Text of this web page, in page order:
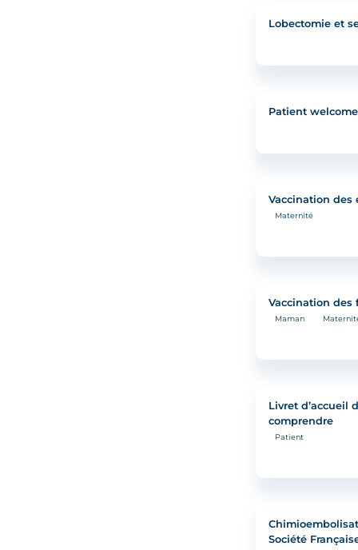
Lobectomie et
Patient
Vaccination des
Maternité
Vaccination des
Maman
Livret d’accueil
comprendre
Patient
Société